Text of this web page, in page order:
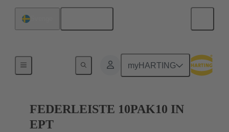
myHARTING
Förbindning moderkort till dotterkort
FEDERLEISTE 10PAK10 IN
EPT